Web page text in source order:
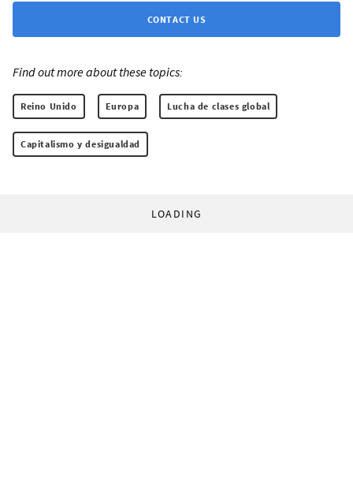
CONTACT US
Find out more about these topics:
Reino Unido Europa Lucha de clases global
Capitalismo y desigualdad
LOADING